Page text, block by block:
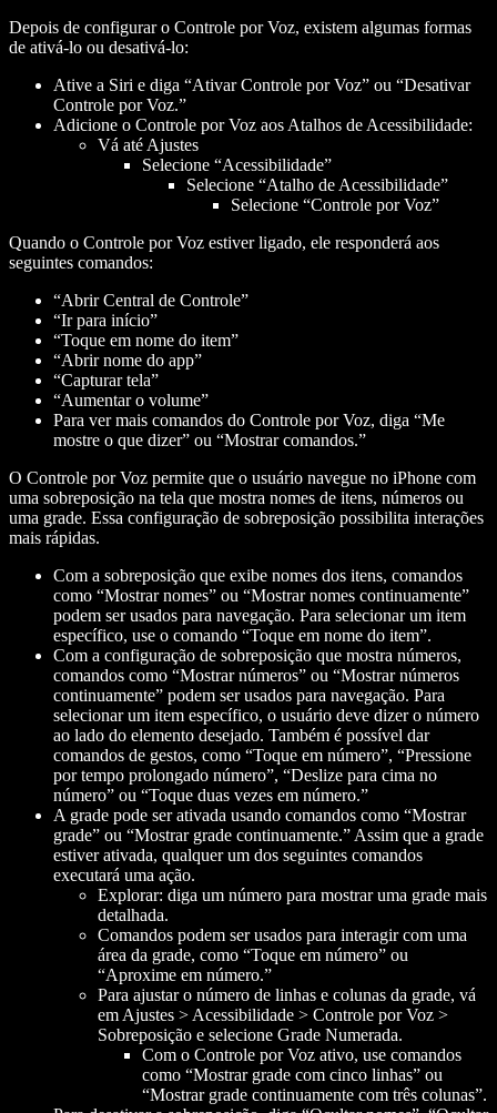
Depois de configurar o Controle por Voz, existem algumas formas
de ativá-lo ou desativá-lo:
Ative a Siri e diga “Ativar Controle por Voz” ou “Desativar
Controle por Voz.”
Adicione o Controle por Voz aos Atalhos de Acessibilidade:
Vá até Ajustes
Selecione “Acessibilidade”
Selecione “Atalho de Acessibilidade”
Selecione “Controle por Voz”
Quando o Controle por Voz estiver ligado, ele responderá aos
seguintes comandos:
“Abrir Central de Controle”
“Ir para início”
“Toque em nome do item”
“Abrirnome do app”
“Capturar tela”
“Aumentar o volume”
Para ver mais comandos do Controle por Voz, diga “Me
mostre o que dizer” ou “Mostrar comandos.”
O Controle por Voz permite que o usuário navegue no iPhone com
uma sobreposição na tela que mostra nomes de itens, números ou
uma grade. Essa configuração de sobreposição possibilita interações
mais rápidas.
Com a sobreposição que exibe nomes dos itens, comandos
como “Mostrar nomes” ou “Mostrar nomes continuamente”
podem ser usados para navegação. Para selecionar um item
específico, use o comando “Toque em nome do item”.
Com a configuração de sobreposição que mostra números,
comandos como “Mostrar números” ou “Mostrar números
continuamente” podem ser usados para navegação. Para
selecionar um item específico, o usuário deve dizer o número
ao lado do elemento desejado. Também é possível dar
comandos de gestos, como “Toque em número”, “Pressione
por tempo prolongado número”, “Deslize para cima no
número” ou “Toque duas vezes em número.”
A grade pode ser ativada usando comandos como “Mostrar
grade” ou “Mostrar grade continuamente.” Assim que a grade
estiver ativada, qualquer um dos seguintes comandos
executará uma ação.
Explorar: diga um número para mostrar uma grade mais
detalhada.
Comandos podem ser usados para interagir com uma
área da grade, como “Toque em número” ou
“Aproxime em número.”
Para ajustar o número de linhas e colunas da grade, vá
em Ajustes > Acessibilidade > Controle por Voz >
Sobreposição e selecione Grade Numerada.
Com o Controle por Voz ativo, use comandos
como “Mostrar grade com cinco linhas” ou
“Mostrar grade continuamente com três colunas”.